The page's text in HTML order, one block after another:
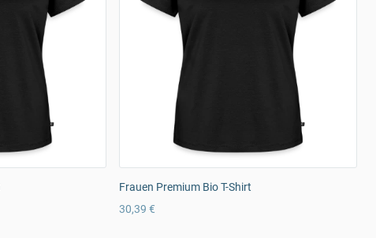
Frauen Premium Bio T-Shirt
30,39 €